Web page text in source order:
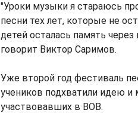
"Уроки музыки я стараюсь
песни тех лет, которые не
детей осталась память
говорит Виктор Саримов.
Уже второй год фестиваль
учеников подхватили идею и
участвовавших в ВОВ.